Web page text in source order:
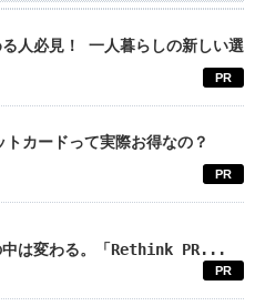
人必見！ 一人暮らしの新しい選
PR
カードって実際お得なの？
PR
中は変わる。「Rethink PR...
PR